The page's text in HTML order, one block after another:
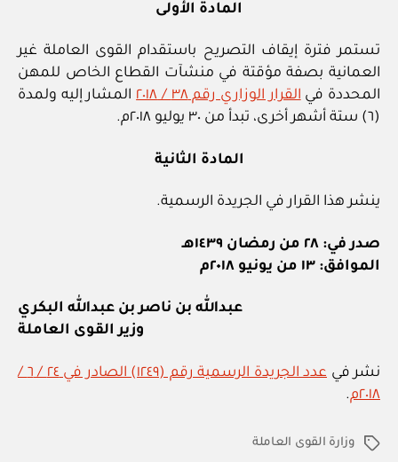
المادة الأولى
تستمر فترة إيقاف التصريح باستقدام القوى العاملة غير
العمانية بصفة مؤقتة في منشآت القطاع الخاص للمهن
المحددة فيالقرار الوزاري رقم ٣٨ / ٢٠١٨
المشار إليه ولمدة
(٦) ستة أشهر أخرى، تبدأ من ٣٠ يوليو ٢٠١٨م.
المادة الثانية
ينشر هذا القرار في الجريدة الرسمية.
صدر في: ٢٨ من رمضان ١٤٣٩هـ
الموافق: ١٣ من يونيو ٢٠١٨م
عبدالله بن ناصر بن عبدالله البكري
وزير القوى العاملة
نشر في
عدد الجريدة الرسمية رقم (١٢٤٩) الصادر في ٢٤ / ٦ /
٢٠١٨م
.
الوسوموزارة القوى العاملة